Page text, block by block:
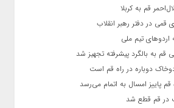
قمی در دفتر رهبر انقلاب
قم به بالگرد پیشرفته تجهیز شد
دوباره در راه قم است
قم پاییز امسال به اتمام می‌رسد